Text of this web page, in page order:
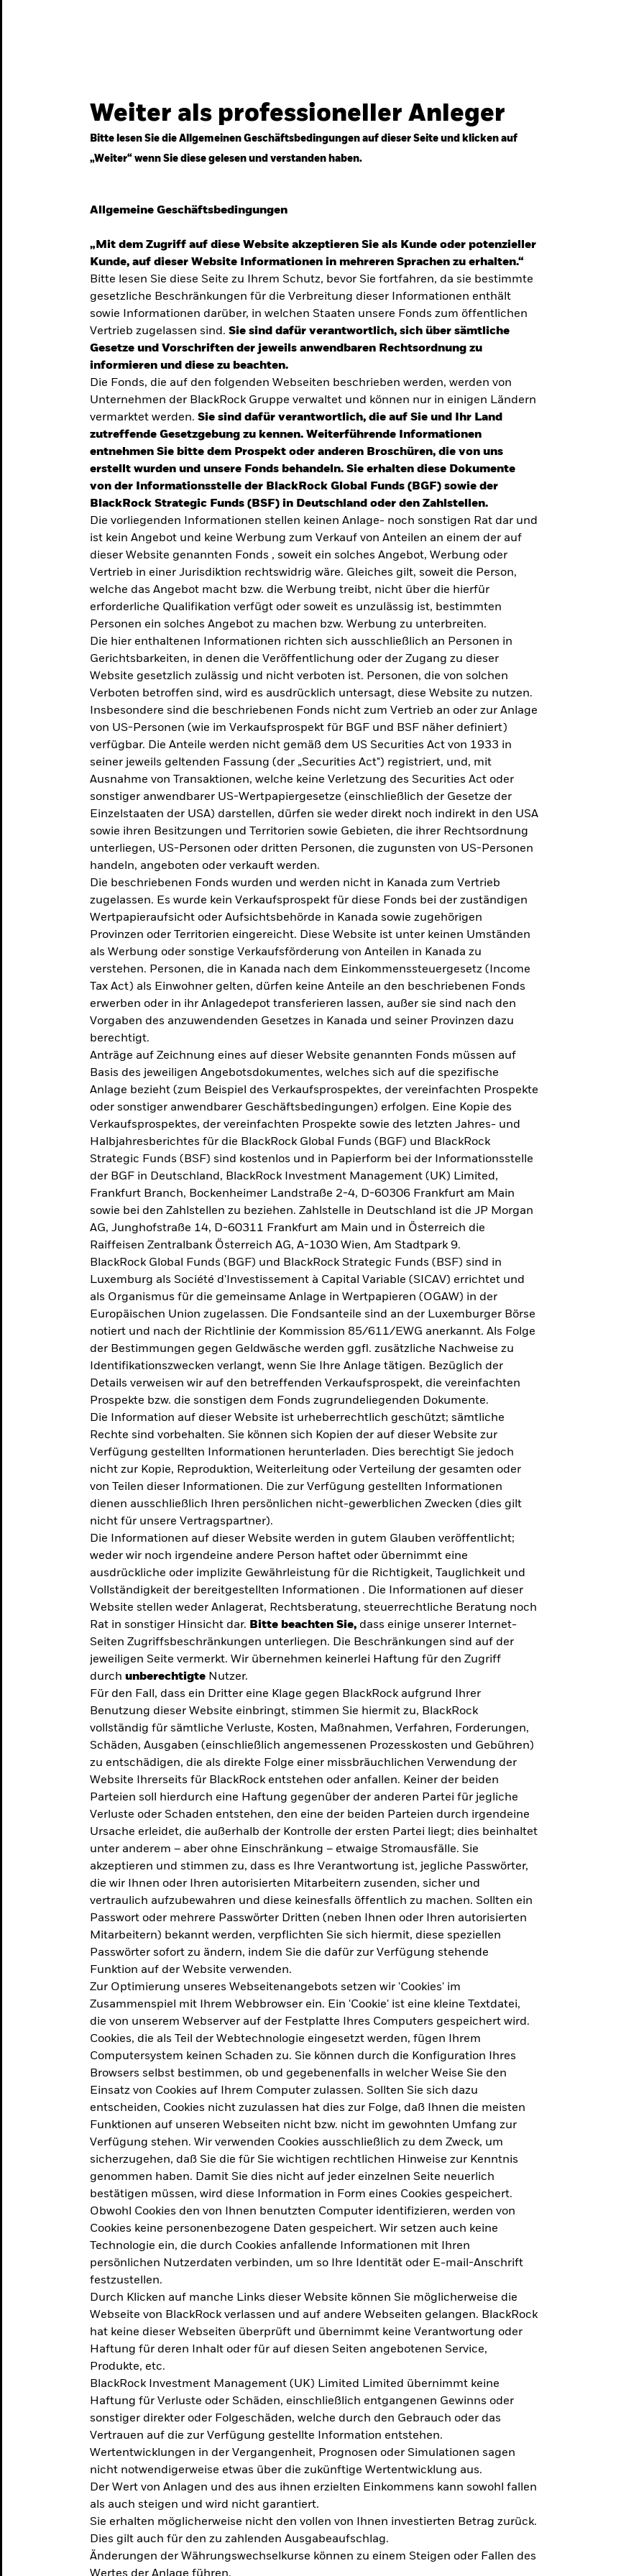
TRENDS & IDEEN
Entdecken Sie unsere
makroökonomischen
Einschätzungen und Anlageideen.
Aktuelle Einschätzungen
UMFRAGE ZUR ALTERSVORSORGE 2025
Realitätscheck Altersvorsorge. Wie
steht es um Ihre Altersvorsorge?
Zu den Ergebnissen
Die
in
das am
verfolgt das
demografische und
Vorschläge, um das
Den Bericht für Deutschland herunterladen
Den Bericht für Europa herunterladen
Weiter als professioneller Anleger
Bitte lesen Sie die Allgemeinen Geschäftsbedingungen auf dieser Seite und klicken auf
„Weiter“ wenn Sie diese gelesen und verstanden haben.
Allgemeine Geschäftsbedingungen
„Mit dem Zugriff auf diese Website akzeptieren Sie als Kunde oder potenzieller
Kunde, auf dieser Website Informationen in mehreren Sprachen zu erhalten.“
Bitte lesen Sie diese Seite zu Ihrem Schutz, bevor Sie fortfahren, da sie bestimmte
gesetzliche Beschränkungen für die Verbreitung dieser Informationen enthält
sowie Informationen darüber, in welchen Staaten unsere Fonds zum öffentlichen
Vertrieb zugelassen sind. Sie sind dafür verantwortlich, sich über sämtliche
Gesetze und Vorschriften der jeweils anwendbaren Rechtsordnung zu
informieren und diese zu beachten.
Die Fonds, die auf den folgenden Webseiten beschrieben werden, werden von
Unternehmen der BlackRock Gruppe verwaltet und können nur in einigen Ländern
vermarktet werden. Sie sind dafür verantwortlich, die auf Sie und Ihr Land
zutreffende Gesetzgebung zu kennen. Weiterführende Informationen
entnehmen Sie bitte dem Prospekt oder anderen Broschüren, die von uns
erstellt wurden und unsere Fonds behandeln. Sie erhalten diese Dokumente
von der Informationsstelle der BlackRock Global Funds (BGF) sowie der
BlackRock Strategic Funds (BSF) in Deutschland oder den Zahlstellen.
Die vorliegenden Informationen stellen keinen Anlage- noch sonstigen Rat dar und
ist kein Angebot und keine Werbung zum Verkauf von Anteilen an einem der auf
dieser Website genannten Fonds , soweit ein solches Angebot, Werbung oder
Vertrieb in einer Jurisdiktion rechtswidrig wäre. Gleiches gilt, soweit die Person,
welche das Angebot macht bzw. die Werbung treibt, nicht über die hierfür
erforderliche Qualifikation verfügt oder soweit es unzulässig ist, bestimmten
Personen ein solches Angebot zu machen bzw. Werbung zu unterbreiten.
Die hier enthaltenen Informationen richten sich ausschließlich an Personen in
Gerichtsbarkeiten, in denen die Veröffentlichung oder der Zugang zu dieser
Website gesetzlich zulässig und nicht verboten ist. Personen, die von solchen
Verboten betroffen sind, wird es ausdrücklich untersagt, diese Website zu nutzen.
Insbesondere sind die beschriebenen Fonds nicht zum Vertrieb an oder zur Anlage
von US-Personen (wie im Verkaufsprospekt für BGF und BSF näher definiert)
verfügbar. Die Anteile werden nicht gemäß dem US Securities Act von 1933 in
seiner jeweils geltenden Fassung (der „Securities Act") registriert, und, mit
Ausnahme von Transaktionen, welche keine Verletzung des Securities Act oder
sonstiger anwendbarer US-Wertpapiergesetze (einschließlich der Gesetze der
Einzelstaaten der USA) darstellen, dürfen sie weder direkt noch indirekt in den USA
sowie ihren Besitzungen und Territorien sowie Gebieten, die ihrer Rechtsordnung
unterliegen, US-Personen oder dritten Personen, die zugunsten von US-Personen
handeln, angeboten oder verkauft werden.
Die beschriebenen Fonds wurden und werden nicht in Kanada zum Vertrieb
zugelassen. Es wurde kein Verkaufsprospekt für diese Fonds bei der zuständigen
Wertpapieraufsicht oder Aufsichtsbehörde in Kanada sowie zugehörigen
Provinzen oder Territorien eingereicht. Diese Website ist unter keinen Umständen
als Werbung oder sonstige Verkaufsförderung von Anteilen in Kanada zu
verstehen. Personen, die in Kanada nach dem Einkommenssteuergesetz (Income
Tax Act) als Einwohner gelten, dürfen keine Anteile an den beschriebenen Fonds
erwerben oder in ihr Anlagedepot transferieren lassen, außer sie sind nach den
Vorgaben des anzuwendenden Gesetzes in Kanada und seiner Provinzen dazu
berechtigt.
Anträge auf Zeichnung eines auf dieser Website genannten Fonds müssen auf
Basis des jeweiligen Angebotsdokumentes, welches sich auf die spezifische
Anlage bezieht (zum Beispiel des Verkaufsprospektes, der vereinfachten Prospekte
oder sonstiger anwendbarer Geschäftsbedingungen) erfolgen. Eine Kopie des
Verkaufsprospektes, der vereinfachten Prospekte sowie des letzten Jahres- und
Halbjahresberichtes für die BlackRock Global Funds (BGF) und BlackRock
Strategic Funds (BSF) sind kostenlos und in Papierform bei der Informationsstelle
der BGF in Deutschland, BlackRock Investment Management (UK) Limited,
Frankfurt Branch, Bockenheimer Landstraße 2-4, D-60306 Frankfurt am Main
sowie bei den Zahlstellen zu beziehen. Zahlstelle in Deutschland ist die JP Morgan
AG, Junghofstraße 14, D-60311 Frankfurt am Main und in Österreich die
Raiffeisen Zentralbank Österreich AG, A-1030 Wien, Am Stadtpark 9.
BlackRock Global Funds (BGF) und BlackRock Strategic Funds (BSF) sind in
Luxemburg als Société d'Investissement à Capital Variable (SICAV) errichtet und
als Organismus für die gemeinsame Anlage in Wertpapieren (OGAW) in der
Europäischen Union zugelassen. Die Fondsanteile sind an der Luxemburger Börse
notiert und nach der Richtlinie der Kommission 85/611/EWG anerkannt. Als Folge
der Bestimmungen gegen Geldwäsche werden ggfl. zusätzliche Nachweise zu
Identifikationszwecken verlangt, wenn Sie Ihre Anlage tätigen. Bezüglich der
Details verweisen wir auf den betreffenden Verkaufsprospekt, die vereinfachten
Prospekte bzw. die sonstigen dem Fonds zugrundeliegenden Dokumente.
Die Information auf dieser Website ist urheberrechtlich geschützt; sämtliche
Rechte sind vorbehalten. Sie können sich Kopien der auf dieser Website zur
Verfügung gestellten Informationen herunterladen. Dies berechtigt Sie jedoch
nicht zur Kopie, Reproduktion, Weiterleitung oder Verteilung der gesamten oder
von Teilen dieser Informationen. Die zur Verfügung gestellten Informationen
dienen ausschließlich Ihren persönlichen nicht-gewerblichen Zwecken (dies gilt
nicht für unsere Vertragspartner).
Die Informationen auf dieser Website werden in gutem Glauben veröffentlicht;
weder wir noch irgendeine andere Person haftet oder übernimmt eine
ausdrückliche oder implizite Gewährleistung für die Richtigkeit, Tauglichkeit und
Vollständigkeit der bereitgestellten Informationen . Die Informationen auf dieser
Website stellen weder Anlagerat, Rechtsberatung, steuerrechtliche Beratung noch
Rat in sonstiger Hinsicht dar. Bitte beachten Sie, dass einige unserer Internet-
Seiten Zugriffsbeschränkungen unterliegen. Die Beschränkungen sind auf der
jeweiligen Seite vermerkt. Wir übernehmen keinerlei Haftung für den Zugriff
durch unberechtigte Nutzer.
Für den Fall, dass ein Dritter eine Klage gegen BlackRock aufgrund Ihrer
Benutzung dieser Website einbringt, stimmen Sie hiermit zu, BlackRock
vollständig für sämtliche Verluste, Kosten, Maßnahmen, Verfahren, Forderungen,
Schäden, Ausgaben (einschließlich angemessenen Prozesskosten und Gebühren)
zu entschädigen, die als direkte Folge einer missbräuchlichen Verwendung der
Website Ihrerseits für BlackRock entstehen oder anfallen. Keiner der beiden
Parteien soll hierdurch eine Haftung gegenüber der anderen Partei für jegliche
Verluste oder Schaden entstehen, den eine der beiden Parteien durch irgendeine
Ursache erleidet, die außerhalb der Kontrolle der ersten Partei liegt; dies beinhaltet
unter anderem – aber ohne Einschränkung – etwaige Stromausfälle. Sie
akzeptieren und stimmen zu, dass es Ihre Verantwortung ist, jegliche Passwörter,
die wir Ihnen oder Ihren autorisierten Mitarbeitern zusenden, sicher und
vertraulich aufzubewahren und diese keinesfalls öffentlich zu machen. Sollten ein
Passwort oder mehrere Passwörter Dritten (neben Ihnen oder Ihren autorisierten
Mitarbeitern) bekannt werden, verpflichten Sie sich hiermit, diese speziellen
Passwörter sofort zu ändern, indem Sie die dafür zur Verfügung stehende
Funktion auf der Website verwenden.
Zur Optimierung unseres Webseitenangebots setzen wir 'Cookies' im
Zusammenspiel mit Ihrem Webbrowser ein. Ein 'Cookie' ist eine kleine Textdatei,
die von unserem Webserver auf der Festplatte Ihres Computers gespeichert wird.
Cookies, die als Teil der Webtechnologie eingesetzt werden, fügen Ihrem
Computersystem keinen Schaden zu. Sie können durch die Konfiguration Ihres
Browsers selbst bestimmen, ob und gegebenenfalls in welcher Weise Sie den
Einsatz von Cookies auf Ihrem Computer zulassen. Sollten Sie sich dazu
entscheiden, Cookies nicht zuzulassen hat dies zur Folge, daß Ihnen die meisten
Funktionen auf unseren Webseiten nicht bzw. nicht im gewohnten Umfang zur
Verfügung stehen. Wir verwenden Cookies ausschließlich zu dem Zweck, um
sicherzugehen, daß Sie die für Sie wichtigen rechtlichen Hinweise zur Kenntnis
genommen haben. Damit Sie dies nicht auf jeder einzelnen Seite neuerlich
bestätigen müssen, wird diese Information in Form eines Cookies gespeichert.
Obwohl Cookies den von Ihnen benutzten Computer identifizieren, werden von
Cookies keine personenbezogene Daten gespeichert. Wir setzen auch keine
Technologie ein, die durch Cookies anfallende Informationen mit Ihren
persönlichen Nutzerdaten verbinden, um so Ihre Identität oder E-mail-Anschrift
festzustellen.
Durch Klicken auf manche Links dieser Website können Sie möglicherweise die
Webseite von BlackRock verlassen und auf andere Webseiten gelangen. BlackRock
hat keine dieser Webseiten überprüft und übernimmt keine Verantwortung oder
Haftung für deren Inhalt oder für auf diesen Seiten angebotenen Service,
Produkte, etc.
BlackRock Investment Management (UK) Limited Limited übernimmt keine
Haftung für Verluste oder Schäden, einschließlich entgangenen Gewinns oder
sonstiger direkter oder Folgeschäden, welche durch den Gebrauch oder das
Vertrauen auf die zur Verfügung gestellte Information entstehen.
Wertentwicklungen in der Vergangenheit, Prognosen oder Simulationen sagen
nicht notwendigerweise etwas über die zukünftige Wertentwicklung aus.
Der Wert von Anlagen und des aus ihnen erzielten Einkommens kann sowohl fallen
als auch steigen und wird nicht garantiert.
Sie erhalten möglicherweise nicht den vollen von Ihnen investierten Betrag zurück.
Dies gilt auch für den zu zahlenden Ausgabeaufschlag.
Änderungen der Währungswechselkurse können zu einem Steigen oder Fallen des